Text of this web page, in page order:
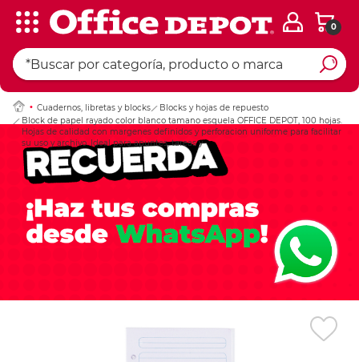
0
Cuadernos, libretas y blocks
Blocks y hojas de repuesto
Block de papel rayado color blanco tamano esquela OFFICE DEPOT, 100 hojas.
Hojas de calidad con margenes definidos y perforacion uniforme para facilitar
su uso y archivo. Ideal para apuntes, tareas y
Ingresar Codigo